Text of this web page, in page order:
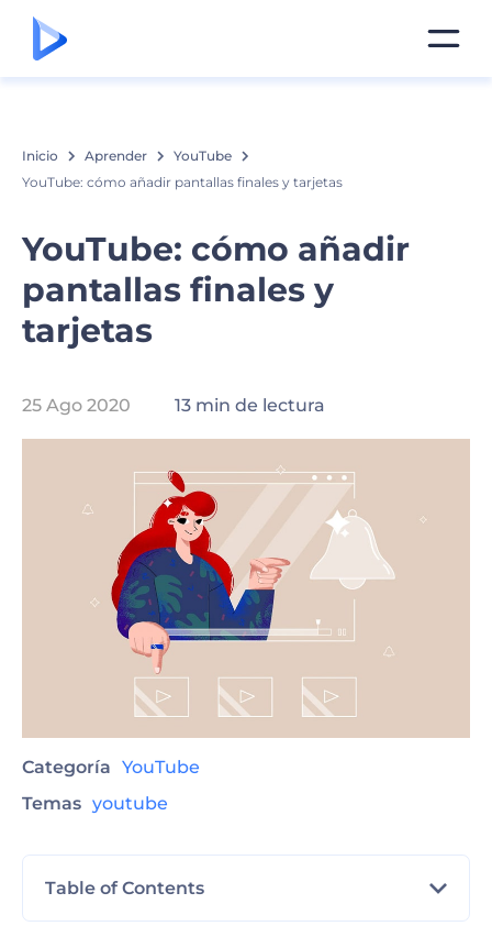
Inicio Aprender
YouTube
YouTube: cómo añadir pantallas finales y tarjetas
YouTube: cómo añadir
pantallas finales y
tarjetas
25 Ago 2020 13 min de lectura
Categoría YouTube
Temas youtube
Table of Contents